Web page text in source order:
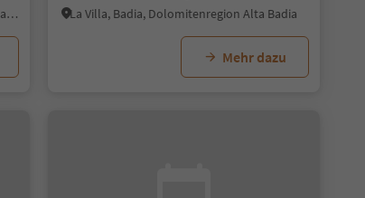
San Cassiano, Badia, Dolomitenregion Alta Badia La Villa, Badia, Dolomitenregion Alta Badia
Mehr dazu